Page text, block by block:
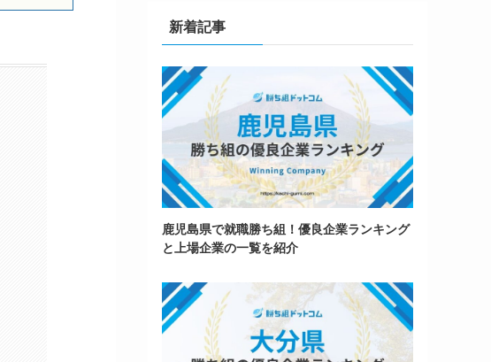
新着記事
鹿児島県で就職勝ち組！優良企業ランキング
と上場企業の一覧を紹介